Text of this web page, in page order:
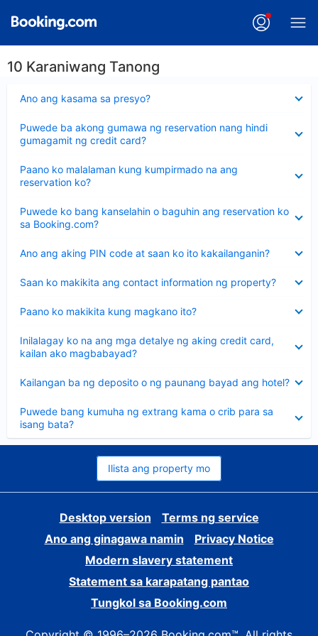
10 Karaniwang Tanong
Ano ang kasama sa presyo?
ang
Puwede ba akong gumawa ng reservation nang hindi
gumagamit ng credit card?
ang
sagot
Paano ko malalaman kung kumpirmado na ang
reservation ko?
ang
sagot
Puwede ko bang kanselahin o baguhin ang reservation ko
sa Booking.com?
ang
sagot
Ano ang aking PIN code at saan ko ito kakailanganin?
ang
Saan ko makikita ang contact information ng property?
ang
Paano ko makikita kung magkano ito?
ang
Inilalagay ko na ang mga detalye ng aking credit card,
kailan ako magbabayad?
ang
sagot
Kailangan ba ng deposito o ng paunang bayad ang hotel?
ang
Puwede bang kumuha ng extrang kama o crib para sa
isang bata?
ang
sagot
Ilista ang property mo
Desktop version
Terms ng service
Ano ang ginagawa namin
Privacy Notice
Modern slavery statement
Statement sa karapatang pantao
Tungkol sa Booking.com